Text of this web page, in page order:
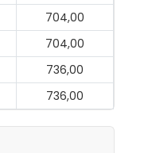
704,00
704,00
736,00
736,00